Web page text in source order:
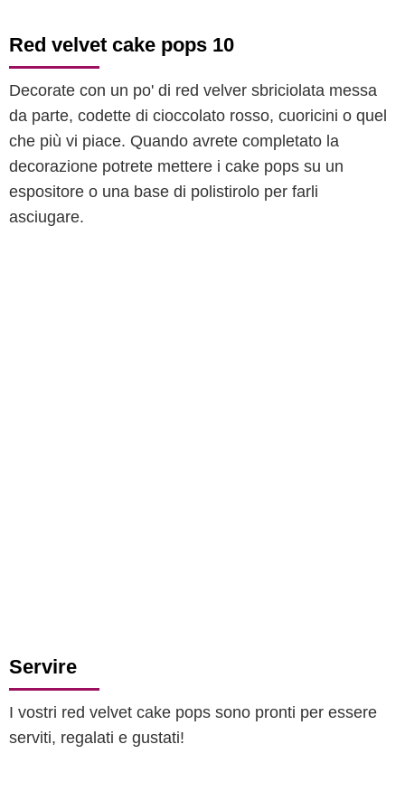
Red velvet cake pops 10
Decorate con un po' di red velver sbriciolata messa
da parte, codette di cioccolato rosso, cuoricini o quel
che più vi piace. Quando avrete completato la
decorazione potrete mettere i cake pops su un
espositore o una base di polistirolo per farli
asciugare.
Servire
I vostri red velvet cake pops sono pronti per essere
serviti, regalati e gustati!